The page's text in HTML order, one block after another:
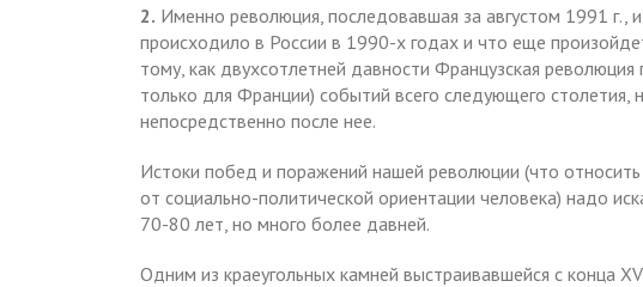
2. Именно революция, последовавшая за августом 1991
происходило в России в 1990-х годах и что еще
тому, как двухсотлетней давности Французская
только для Франции) событий всего следующего столетия,
непосредственно после нее.
Истоки побед и поражений нашей революции (что
от социально-политической ориентации человека) надо
70-80 лет, но много более давней.
Одним из краеугольных камней выстраивавшейся с конца